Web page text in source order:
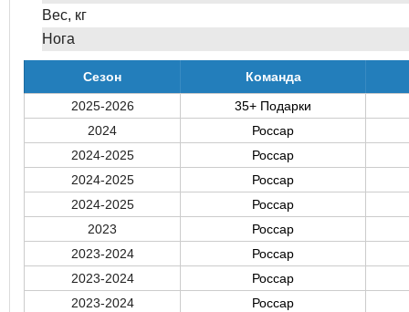
Вес, кг
Нога
Сезон
Команда
2025-2026
35+ Подарки
2024
Россар
2024-2025
Россар
2024-2025
Россар
2024-2025
Россар
2023
Россар
2023-2024
Россар
2023-2024
Россар
2023-2024
Россар